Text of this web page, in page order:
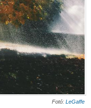
Fotó: LeGaffe